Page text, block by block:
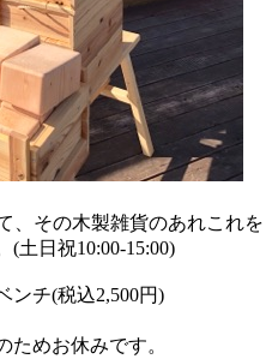
、その木製雑貨のあれこれを
(土日祝10:00-15:00)
ンチ(税込2,500円)
ためお休みです。